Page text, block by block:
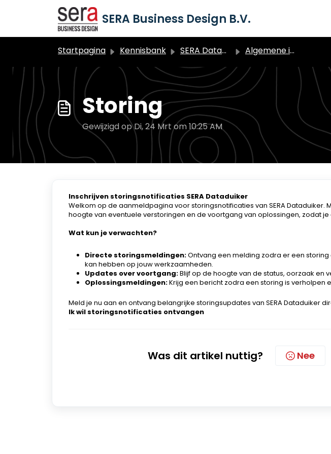
Doorgaan naar hoofdinhoud
SERA Business Design B.V.
Startpagina Kennisbank SERA Dataduiker Algemeen Algemene informatie
Storing
Gewijzigd op Di, 24 Mrt om 10:25 AM
Inschrijven storingsnotificaties SERA Dataduiker
Welkom op de aanmeldpagina voor storingsnotificaties van SERA Dataduiker.
hoogte van eventuele verstoringen en de voortgang van oplossingen, zodat
Wat kun je verwachten?
Directe storingsmeldingen:Ontvang een melding zodra er een
kan hebben op jouw werkzaamheden.
Updates over voortgang:Blijf op de hoogte van de status, oorzaak en
Oplossingsmeldingen:Krijg een bericht zodra een storing is verholpen
Meld je nu aan en ontvang belangrijke storingsupdates van SERA Dataduiker
Ik wil storingsnotificaties ontvangen
Was dit artikel nuttig? Nee